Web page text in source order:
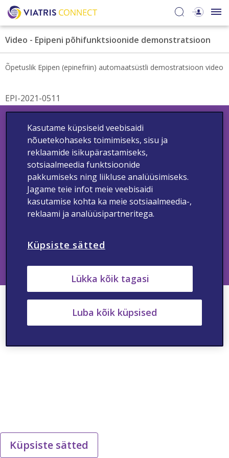
Video - Epipeni põhifunktsioonide demonstratsioon
Õpetuslik Epipen (epinefriin) automaatsüstli demostratsioon video
EPI-2021-0511
Kontakt Teata kõrvaltoimetest
Meditsiinilise teabe päring
Privaatsuspoliitika
Üldised kasutustingimused
Autoriõigus © 2024 - Viatris - Kõik õigused kaitstud.
väljakirjutamise õigust omavatele tervishoiutöötajatele,
sealhulgas proviisoritele ja farmatseutidele.
Küpsiste sätted
Kasutame küpsiseid veebisaidi
nõuetekohaseks toimimiseks, sisu ja
reklaamide isikupärastamiseks,
sotsiaalmeedia funktsioonide
pakkumiseks ning liikluse analüüsimiseks.
Jagame teie infot meie veebisaidi
kasutamise kohta ka meie sotsiaalmeedia-,
reklaami ja analüüsipartneritega.
Küpsiste sätted
Lükka kõik tagasi
Luba kõik küpsised